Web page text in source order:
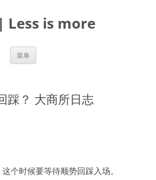
Less is more
菜单
踩？ 大商所日志
个时候要等待顺势回踩入场。